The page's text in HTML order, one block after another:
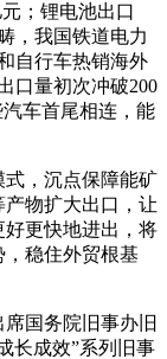
；锂电池出口
，我国铁道电力
自行车热销海外
口量初次冲破200
车首尾相连，能
，沉点保障能矿
物扩大出口，让
更快地进出，将
稳住外贸根基
国务院旧事办旧
长成效”系列旧事